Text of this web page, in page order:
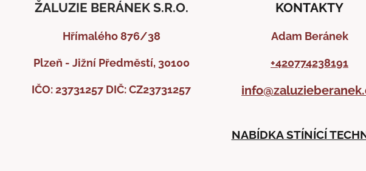
ŽALUZIE BERÁNEK S.R.O.
Hřímalého 876/38
Plzeň - Jižní Předměstí, 30100
IČO: 23731257 DIČ: CZ23731257
KONTAKTY
Adam Beránek
+420774238191
NABÍDKA STÍNÍCÍ